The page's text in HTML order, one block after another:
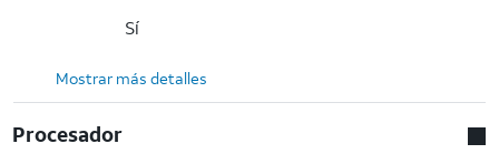
Sí
Mostrar más detalles
Procesador